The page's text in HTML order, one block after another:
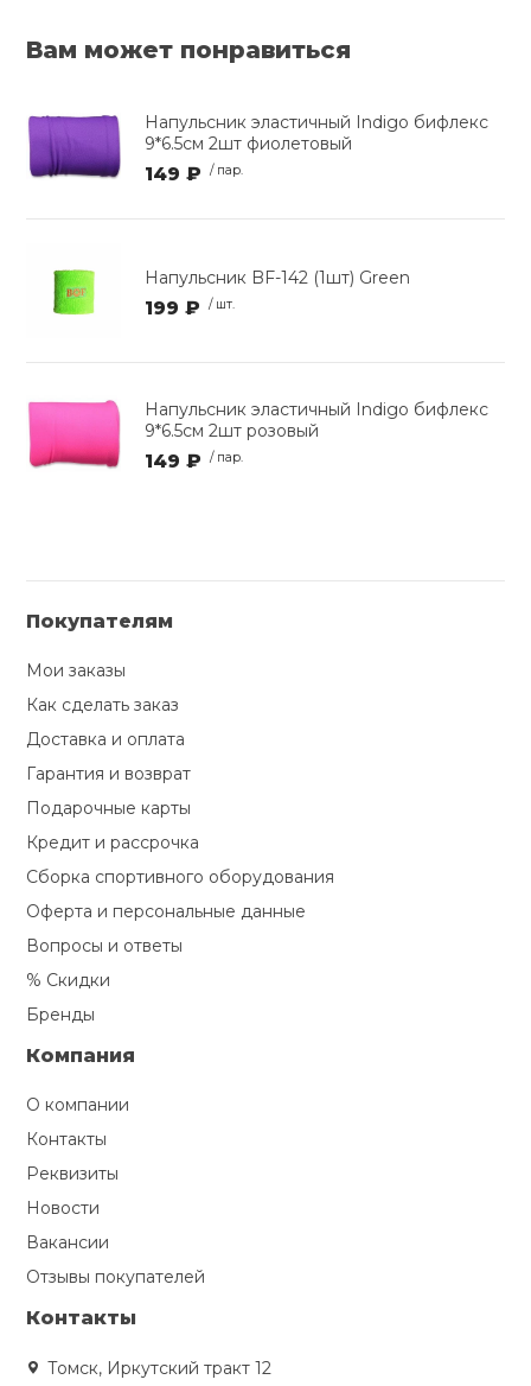
Вам может понравиться
Напульсник эластичный Indigo бифлекс
9*6.5см 2шт фиолетовый
149 ₽ / пар.
Напульсник BF-142 (1шт) Green
199 ₽ / шт.
Напульсник эластичный Indigo бифлекс
9*6.5см 2шт розовый
149 ₽ / пар.
Покупателям
Мои заказы
Как сделать заказ
Доставка и оплата
Гарантия и возврат
Подарочные карты
Кредит и рассрочка
Сборка спортивного оборудования
Оферта и персональные данные
Вопросы и ответы
% Скидки
Бренды
Компания
О компании
Контакты
Реквизиты
Новости
Вакансии
Отзывы покупателей
Контакты
Томск, Иркутский тракт 12